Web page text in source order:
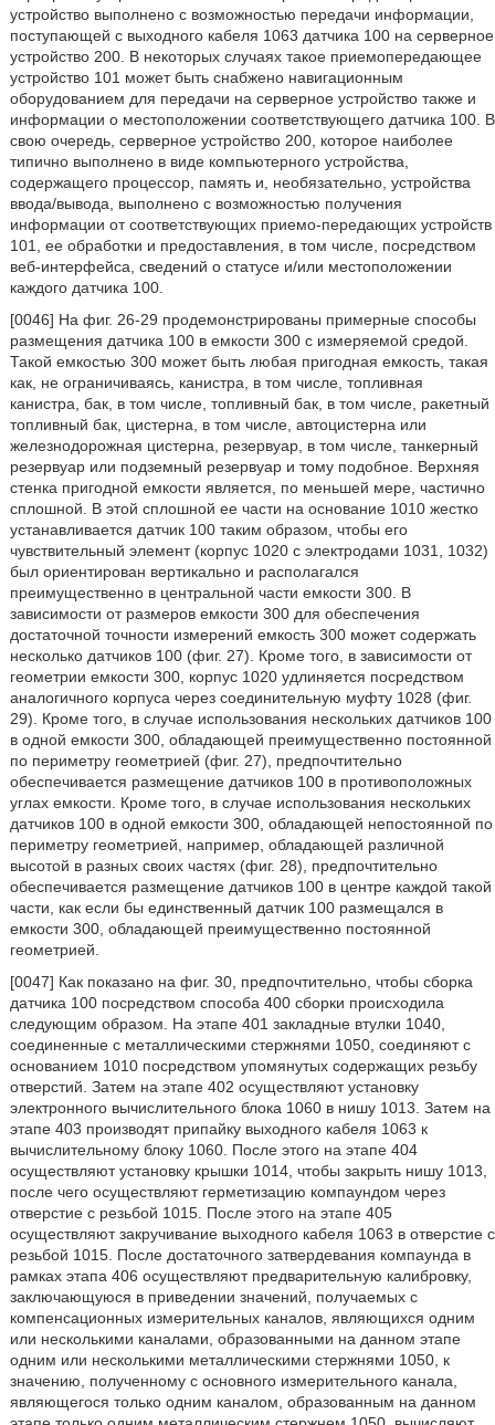
устройство выполнено с возможностью передачи информации,
поступающей с выходного кабеля 1063 датчика 100 на серверное
устройство 200. В некоторых случаях такое приемопередающее
устройство 101 может быть снабжено навигационным
оборудованием для передачи на серверное устройство также и
информации о местоположении соответствующего датчика 100. В
свою очередь, серверное устройство 200, которое наиболее
типично выполнено в виде компьютерного устройства,
содержащего процессор, память и, необязательно, устройства
ввода/вывода, выполнено с возможностью получения
информации от соответствующих приемо-передающих устройств
101, ее обработки и предоставления, в том числе, посредством
веб-интерфейса, сведений о статусе и/или местоположении
каждого датчика 100.
[0046] На фиг. 26-29 продемонстрированы примерные способы
размещения датчика 100 в емкости 300 с измеряемой средой.
Такой емкостью 300 может быть любая пригодная емкость, такая
как, не ограничиваясь, канистра, в том числе, топливная
канистра, бак, в том числе, топливный бак, в том числе, ракетный
топливный бак, цистерна, в том числе, автоцистерна или
железнодорожная цистерна, резервуар, в том числе, танкерный
резервуар или подземный резервуар и тому подобное. Верхняя
стенка пригодной емкости является, по меньшей мере, частично
сплошной. В этой сплошной ее части на основание 1010 жестко
устанавливается датчик 100 таким образом, чтобы его
чувствительный элемент (корпус 1020 с электродами 1031, 1032)
был ориентирован вертикально и располагался
преимущественно в центральной части емкости 300. В
зависимости от размеров емкости 300 для обеспечения
достаточной точности измерений емкость 300 может содержать
несколько датчиков 100 (фиг. 27). Кроме того, в зависимости от
геометрии емкости 300, корпус 1020 удлиняется посредством
аналогичного корпуса через соединительную муфту 1028 (фиг.
29). Кроме того, в случае использования нескольких датчиков 100
в одной емкости 300, обладающей преимущественно постоянной
по периметру геометрией (фиг. 27), предпочтительно
обеспечивается размещение датчиков 100 в противоположных
углах емкости. Кроме того, в случае использования нескольких
датчиков 100 в одной емкости 300, обладающей непостоянной по
периметру геометрией, например, обладающей различной
высотой в разных своих частях (фиг. 28), предпочтительно
обеспечивается размещение датчиков 100 в центре каждой такой
части, как если бы единственный датчик 100 размещался в
емкости 300, обладающей преимущественно постоянной
геометрией.
[0047] Как показано на фиг. 30, предпочтительно, чтобы сборка
датчика 100 посредством способа 400 сборки происходила
следующим образом. На этапе 401 закладные втулки 1040,
соединенные с металлическими стержнями 1050, соединяют с
основанием 1010 посредством упомянутых содержащих резьбу
отверстий. Затем на этапе 402 осуществляют установку
электронного вычислительного блока 1060 в нишу 1013. Затем на
этапе 403 производят припайку выходного кабеля 1063 к
вычислительному блоку 1060. После этого на этапе 404
осуществляют установку крышки 1014, чтобы закрыть нишу 1013,
после чего осуществляют герметизацию компаундом через
отверстие с резьбой 1015. После этого на этапе 405
осуществляют закручивание выходного кабеля 1063 в отверстие с
резьбой 1015. После достаточного затвердевания компаунда в
рамках этапа 406 осуществляют предварительную калибровку,
заключающуюся в приведении значений, получаемых с
компенсационных измерительных каналов, являющихся одним
или несколькими каналами, образованными на данном этапе
одним или несколькими металлическими стержнями 1050, к
значению, полученному с основного измерительного канала,
являющегося только одним каналом, образованным на данном